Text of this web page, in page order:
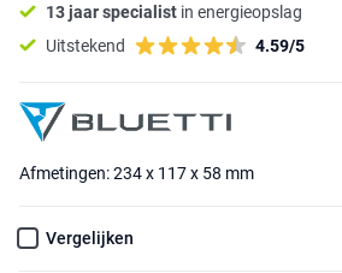
13 jaar specialist in energieopslag
Uitstekend
4.59/5
Afmetingen: 234 x 117 x 58 mm
Vergelijken